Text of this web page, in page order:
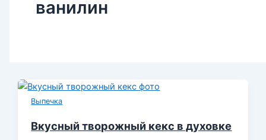
ванилин
Выпечка
Вкусный творожный кекс в духовке